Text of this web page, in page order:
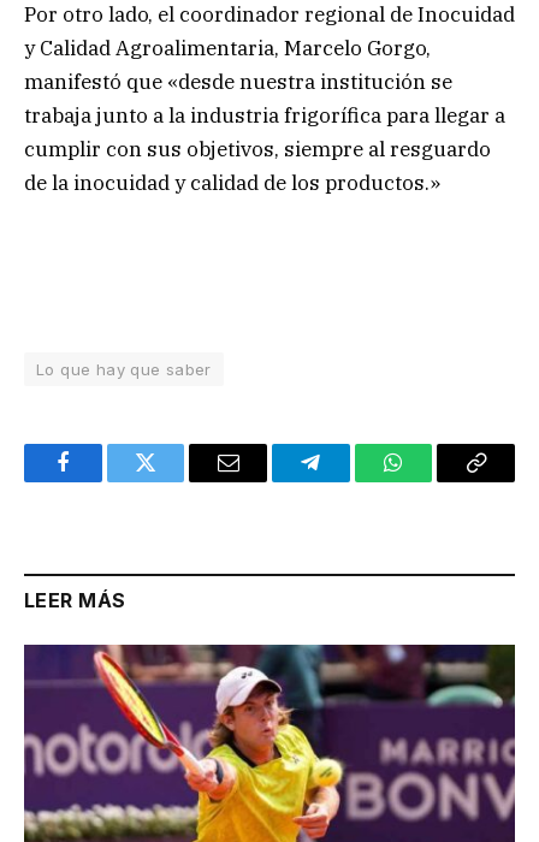
Por otro lado, el coordinador regional de Inocuidad
y Calidad Agroalimentaria, Marcelo Gorgo,
manifestó que «desde nuestra institución se
trabaja junto a la industria frigorífica para llegar a
cumplir con sus objetivos, siempre al resguardo
de la inocuidad y calidad de los productos.»
Lo que hay que saber
FacebookTwitter Email TelegramWhatsAppCopy
LEER MÁS